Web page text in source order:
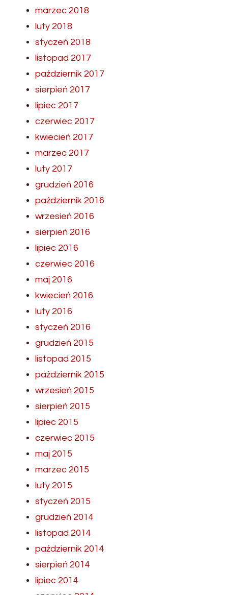
marzec 2018
luty 2018
styczeń 2018
listopad 2017
październik 2017
sierpień 2017
lipiec 2017
czerwiec 2017
kwiecień 2017
marzec 2017
luty 2017
grudzień 2016
październik 2016
wrzesień 2016
sierpień 2016
lipiec 2016
czerwiec 2016
maj 2016
kwiecień 2016
luty 2016
styczeń 2016
grudzień 2015
listopad 2015
październik 2015
wrzesień 2015
sierpień 2015
lipiec 2015
czerwiec 2015
maj 2015
marzec 2015
luty 2015
styczeń 2015
grudzień 2014
listopad 2014
październik 2014
sierpień 2014
lipiec 2014